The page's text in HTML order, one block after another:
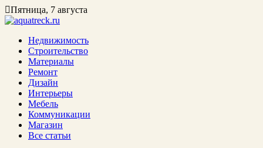
Пятница, 7 августа
Недвижимость
Строительство
Материалы
Ремонт
Дизайн
Интерьеры
Мебель
Коммуникации
Магазин
Все статьи